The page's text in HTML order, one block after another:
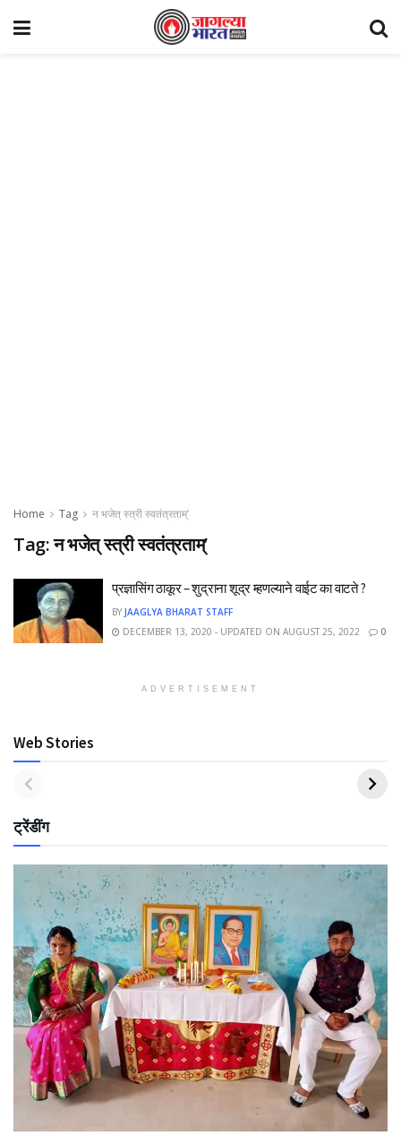
Home Tag न भजेत् स्त्री स्वतंत्रताम्’
Tag:न भजेत् स्त्री स्वतंत्रताम्’
प्रज्ञासिंग ठाकूर – शुद्राना शूद्र म्हणल्याने वाईट का वाटते ?
BY JAAGLYA BHARAT STAFF
DECEMBER 13, 2020 - UPDATED ON AUGUST 25, 2022
0
ADVERTISEMENT
Web Stories
ट्रेंडींग